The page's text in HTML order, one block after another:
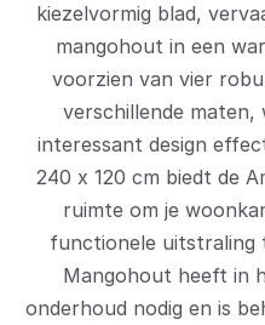
kiezelvormig blad,
mangohout in een
voorzien van vier
verschillende
interessant design
240 x 120 cm biedt de
ruimte om je
functionele uitstraling
Mangohout heeft in
onderhoud nodig en is